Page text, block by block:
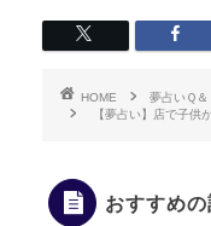
HOME
夢占いＱ＆
【夢占い】店で子供
おすすめ